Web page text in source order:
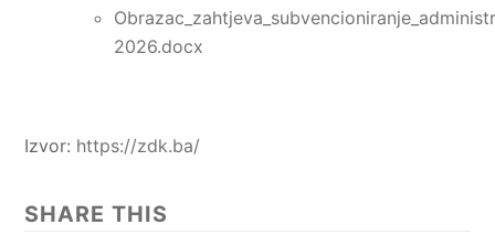
2026.docx
Izvor: https://zdk.ba/
SHARE THIS